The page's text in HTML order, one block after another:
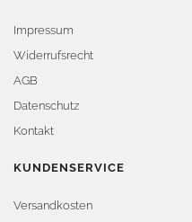
Impressum
Widerrufsrecht
AGB
Datenschutz
Kontakt
KUNDENSERVICE
Versandkosten